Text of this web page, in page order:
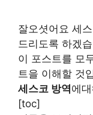
잘오셧어요 세
드리도록 하겠
이 포스트를 모
트을 이해할 것
세스코 방역에
[toc]